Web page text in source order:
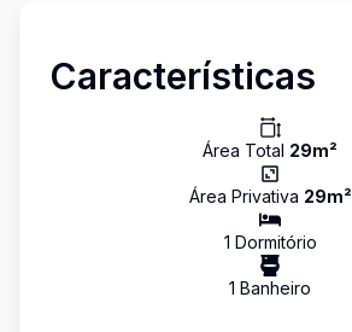
Características
Área Total 29m²
Área Privativa 29m²
1 Dormitório
1 Banheiro